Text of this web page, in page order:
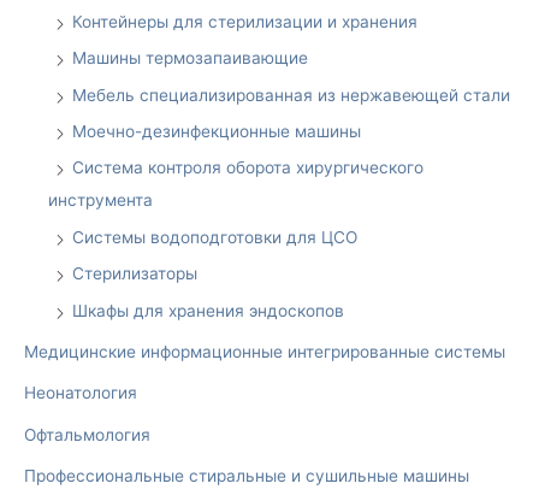
Контейнеры для стерилизации и хранения
Машины термозапаивающие
Мебель специализированная из нержавеющей стали
Моечно-дезинфекционные машины
Система контроля оборота хирургического
инструмента
Системы водоподготовки для ЦСО
Стерилизаторы
Шкафы для хранения эндоскопов
Медицинские информационные интегрированные системы
Неонатология
Офтальмология
Профессиональные стиральные и сушильные машины